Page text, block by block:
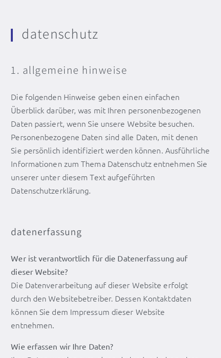
datenschutz
1. allgemeine hinweise
Die folgenden Hinweise geben einen einfachen
Überblick darüber, was mit Ihren personenbezogenen
Daten passiert, wenn Sie unsere Website besuchen.
Personenbezogene Daten sind alle Daten, mit denen
Sie persönlich identifiziert werden können. Ausführliche
Informationen zum Thema Datenschutz entnehmen Sie
unserer unter diesem Text aufgeführten
Datenschutzerklärung.
datenerfassung
Wer ist verantwortlich für die Datenerfassung auf
dieser Website?
Die Datenverarbeitung auf dieser Website erfolgt
durch den Websitebetreiber. Dessen Kontaktdaten
können Sie dem Impressum dieser Website
entnehmen.
Wie erfassen wir Ihre Daten?